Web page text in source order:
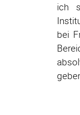
ich
bei